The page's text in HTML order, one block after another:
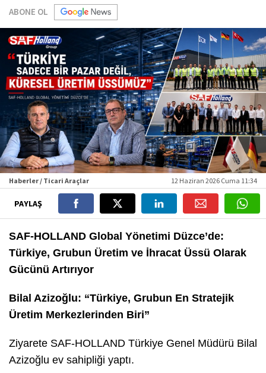
ABONE OL
Haberler / Ticari Araçlar 12 Haziran 2026 Cuma 11:34
PAYLAŞ
SAF-HOLLAND Global Yönetimi Düzce’de:
Türkiye, Grubun Üretim ve İhracat Üssü Olarak
Gücünü Artırıyor
Bilal Azizoğlu: “Türkiye, Grubun En Stratejik
Üretim Merkezlerinden Biri”
Ziyarete SAF-HOLLAND Türkiye Genel Müdürü Bilal
Azizoğlu ev sahipliği yaptı.